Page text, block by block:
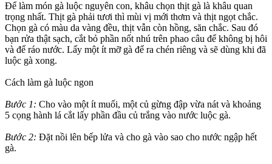
Để làm món gà luộc nguyên con, khâu chọn thịt gà là khâu quan
trọng nhất. Thịt gà phải tươi thì mùi vị mới thơm và thịt ngọt chắc.
Chọn gà có màu da vàng đều, thịt vẫn còn hồng, săn chắc. Sau đó
bạn rửa thật sạch, cắt bỏ phần nốt nhú trên phao câu để không bị hôi
và để ráo nước. Lấy một ít mỡ gà để ra chén riêng và sẽ dùng khi đã
luộc gà xong.
Cách làm gà luộc ngon
Bước 1: Cho vào một ít muối, một củ gừng đập vừa nát và khoảng
5 cọng hành lá cắt lấy phần đầu củ trắng vào nước luộc gà.
Bước 2: Đặt nồi lên bếp lửa và cho gà vào sao cho nước ngập hết
gà.